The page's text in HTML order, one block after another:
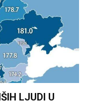
LJUDI U